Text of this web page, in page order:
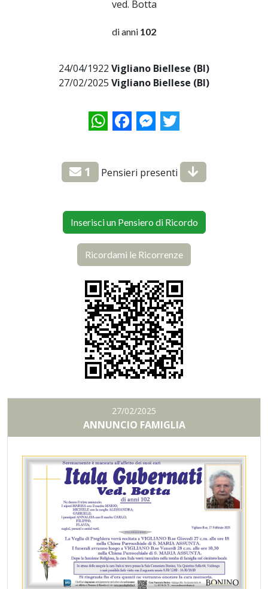
ved. Botta
di anni 102
24/04/1922 Vigliano Biellese (BI)
27/02/2025 Vigliano Biellese (BI)
WhatsAppFacebookMessenger
Twitter
1 Pensieri presenti
Inserisci un Pensiero di Ricordo
Ricordami le Ricorrenze
27/02/2025
ANNUNCIO FAMIGLIA